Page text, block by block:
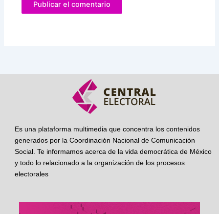
Es una plataforma multimedia que concentra los contenidos
generados por la Coordinación Nacional de Comunicación
Social. Te informamos acerca de la vida democrática de México
y todo lo relacionado a la organización de los procesos
electorales